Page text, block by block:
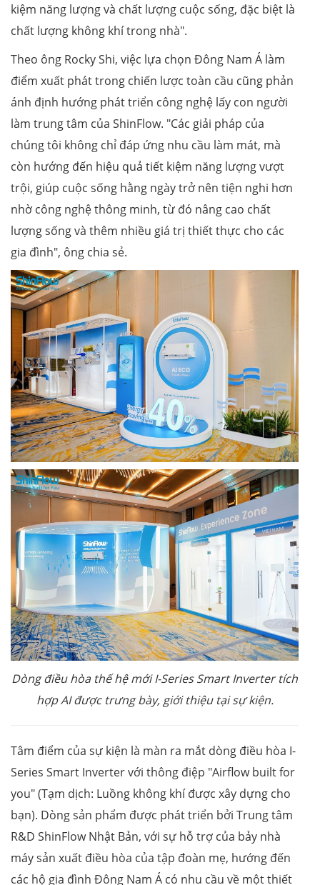
kiệm năng lượng và chất lượng cuộc sống, đặc biệt là
chất lượng không khí trong nhà".
Theo ông Rocky Shi, việc lựa chọn Đông Nam Á làm
điểm xuất phát trong chiến lược toàn cầu cũng phản
ánh định hướng phát triển công nghệ lấy con người
làm trung tâm của ShinFlow. "Các giải pháp của
chúng tôi không chỉ đáp ứng nhu cầu làm mát, mà
còn hướng đến hiệu quả tiết kiệm năng lượng vượt
trội, giúp cuộc sống hằng ngày trở nên tiện nghi hơn
nhờ công nghệ thông minh, từ đó nâng cao chất
lượng sống và thêm nhiều giá trị thiết thực cho các
gia đình", ông chia sẻ.
Dòng điều hòa thế hệ mới I-Series Smart Inverter tích
hợp AI được trưng bày, giới thiệu tại sự kiện.
Tâm điểm của sự kiện là màn ra mắt dòng điều hòa I-
Series Smart Inverter với thông điệp "Airflow built for
you" (Tạm dịch: Luồng không khí được xây dựng cho
bạn). Dòng sản phẩm được phát triển bởi Trung tâm
R&D ShinFlow Nhật Bản, với sự hỗ trợ của bảy nhà
máy sản xuất điều hòa của tập đoàn mẹ, hướng đến
các hộ gia đình Đông Nam Á có nhu cầu về một thiết